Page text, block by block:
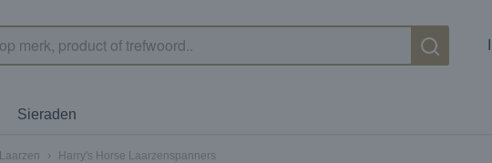
Sieraden
Laarzen › Harry's Horse Laarzenspanners